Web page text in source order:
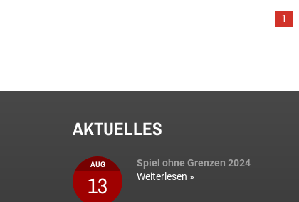
1
AKTUELLES
AUG
13
Spiel ohne Grenzen 2024
Weiterlesen »